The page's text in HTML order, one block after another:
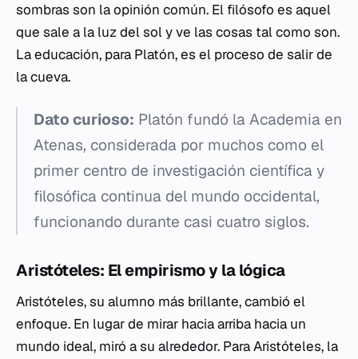
sombras son la opinión común. El filósofo es aquel
que sale a la luz del sol y ve las cosas tal como son.
La educación, para Platón, es el proceso de salir de
la cueva.
Dato curioso: Platón fundó la Academia en
Atenas, considerada por muchos como el
primer centro de investigación científica y
filosófica continua del mundo occidental,
funcionando durante casi cuatro siglos.
Aristóteles: El empirismo y la lógica
Aristóteles, su alumno más brillante, cambió el
enfoque. En lugar de mirar hacia arriba hacia un
mundo ideal, miró a su alrededor. Para Aristóteles, la